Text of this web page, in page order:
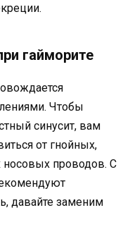
гайморите
Чтобы
синусит, вам
от гнойных,
проводов. С
давайте заменим